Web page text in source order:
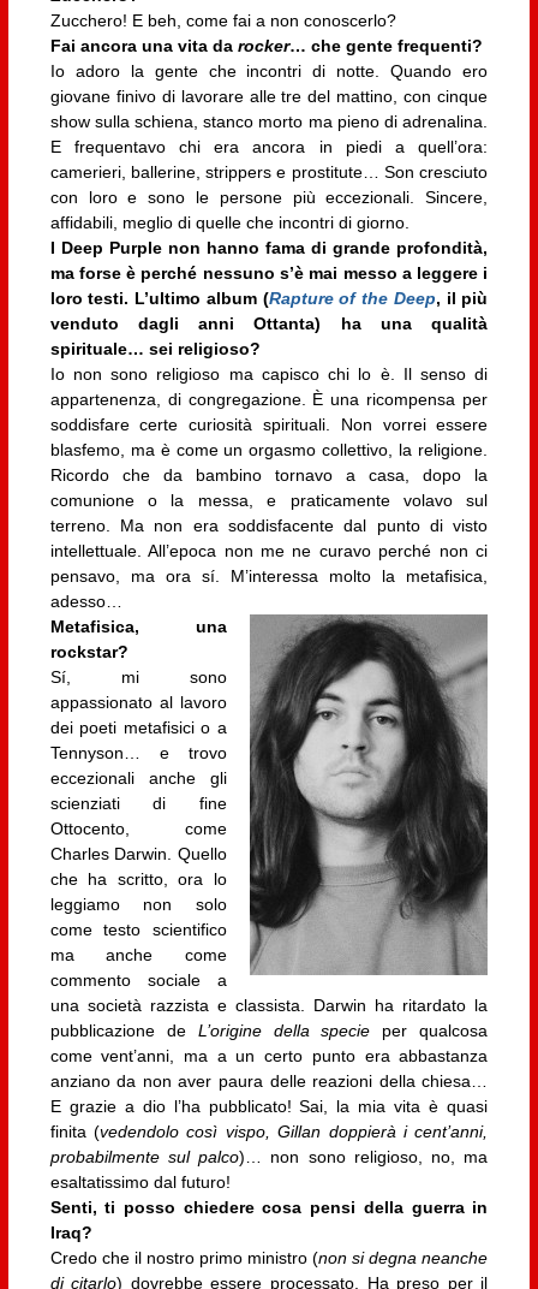
Zucchero! E beh, come fai a non conoscerlo?
Fai ancora una vita da rocker… che gente frequenti?
Io adoro la gente che incontri di notte. Quando ero
giovane finivo di lavorare alle tre del mattino, con cinque
show sulla schiena, stanco morto ma pieno di adrenalina.
E frequentavo chi era ancora in piedi a quell’ora:
camerieri, ballerine, strippers e prostitute… Son cresciuto
con loro e sono le persone più eccezionali. Sincere,
affidabili, meglio di quelle che incontri di giorno.
I Deep Purple non hanno fama di grande profondità,
ma forse è perché nessuno s’è mai messo a leggere i
loro testi. L’ultimo album (Rapture of the Deep, il più
venduto dagli anni Ottanta) ha una qualità
spirituale… sei religioso?
Io non sono religioso ma capisco chi lo è. Il senso di
appartenenza, di congregazione. È una ricompensa per
soddisfare certe curiosità spirituali. Non vorrei essere
blasfemo, ma è come un orgasmo collettivo, la religione.
Ricordo che da bambino tornavo a casa, dopo la
comunione o la messa, e praticamente volavo sul
terreno. Ma non era soddisfacente dal punto di visto
intellettuale. All’epoca non me ne curavo perché non ci
pensavo, ma ora sí. M’interessa molto la metafisica,
adesso…
Metafisica, una
rockstar?
Sí, mi sono
appassionato al lavoro
dei poeti metafisici o a
Tennyson… e trovo
eccezionali anche gli
scienziati di fine
Ottocento, come
Charles Darwin. Quello
che ha scritto, ora lo
leggiamo non solo
come testo scientifico
ma anche come
commento sociale a
una società razzista e classista. Darwin ha ritardato la
pubblicazione de L’origine della specie per qualcosa
come vent’anni, ma a un certo punto era abbastanza
anziano da non aver paura delle reazioni della chiesa…
E grazie a dio l’ha pubblicato! Sai, la mia vita è quasi
finita (vedendolo così vispo, Gillan doppierà i cent’anni,
probabilmente sul palco)… non sono religioso, no, ma
esaltatissimo dal futuro!
Senti, ti posso chiedere cosa pensi della guerra in
Iraq?
Credo che il nostro primo ministro (non si degna neanche
di citarlo) dovrebbe essere processato. Ha preso per il